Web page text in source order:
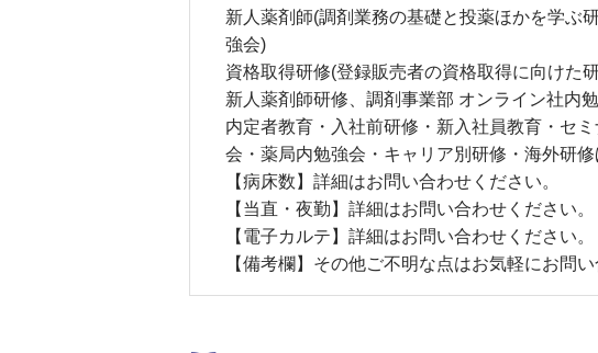
新人薬剤師(調剤業務の基礎と投薬ほかを学ぶ
強会)
資格取得研修(登録販売者の資格取得に向けた
新人薬剤師研修、調剤事業部 オンライン社内
内定者教育・入社前研修・新入社員教育・セ
会・薬局内勉強会・キャリア別研修・海外研
【病床数】詳細はお問い合わせください。
【当直・夜勤】詳細はお問い合わせください。
【電子カルテ】詳細はお問い合わせください。
【備考欄】その他ご不明な点はお気軽にお問